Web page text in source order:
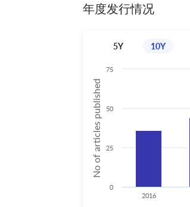
年度发行情况
5Y 10Y
No of articles published
2016
0
25
50
75